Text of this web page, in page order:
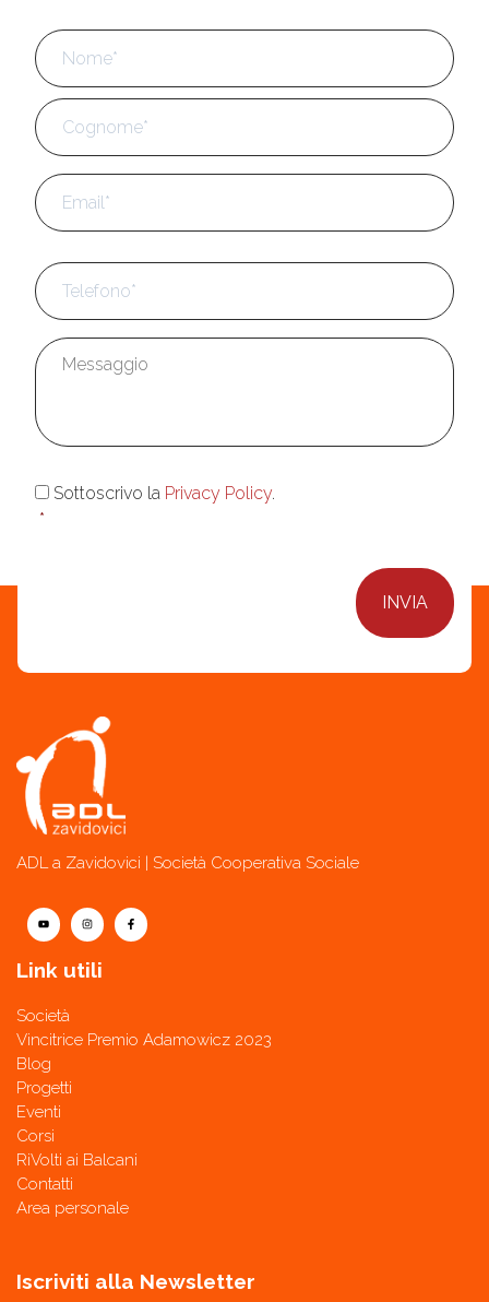
Nome *
Email
Telefono *
Messaggio
Consenso
Sottoscrivo la Privacy Policy.
*
ADL a Zavidovici | Società Cooperativa Sociale
Link utili
Società
Vincitrice Premio Adamowicz 2023
Blog
Progetti
Eventi
Corsi
RiVolti ai Balcani
Contatti
Area personale
Iscriviti alla Newsletter